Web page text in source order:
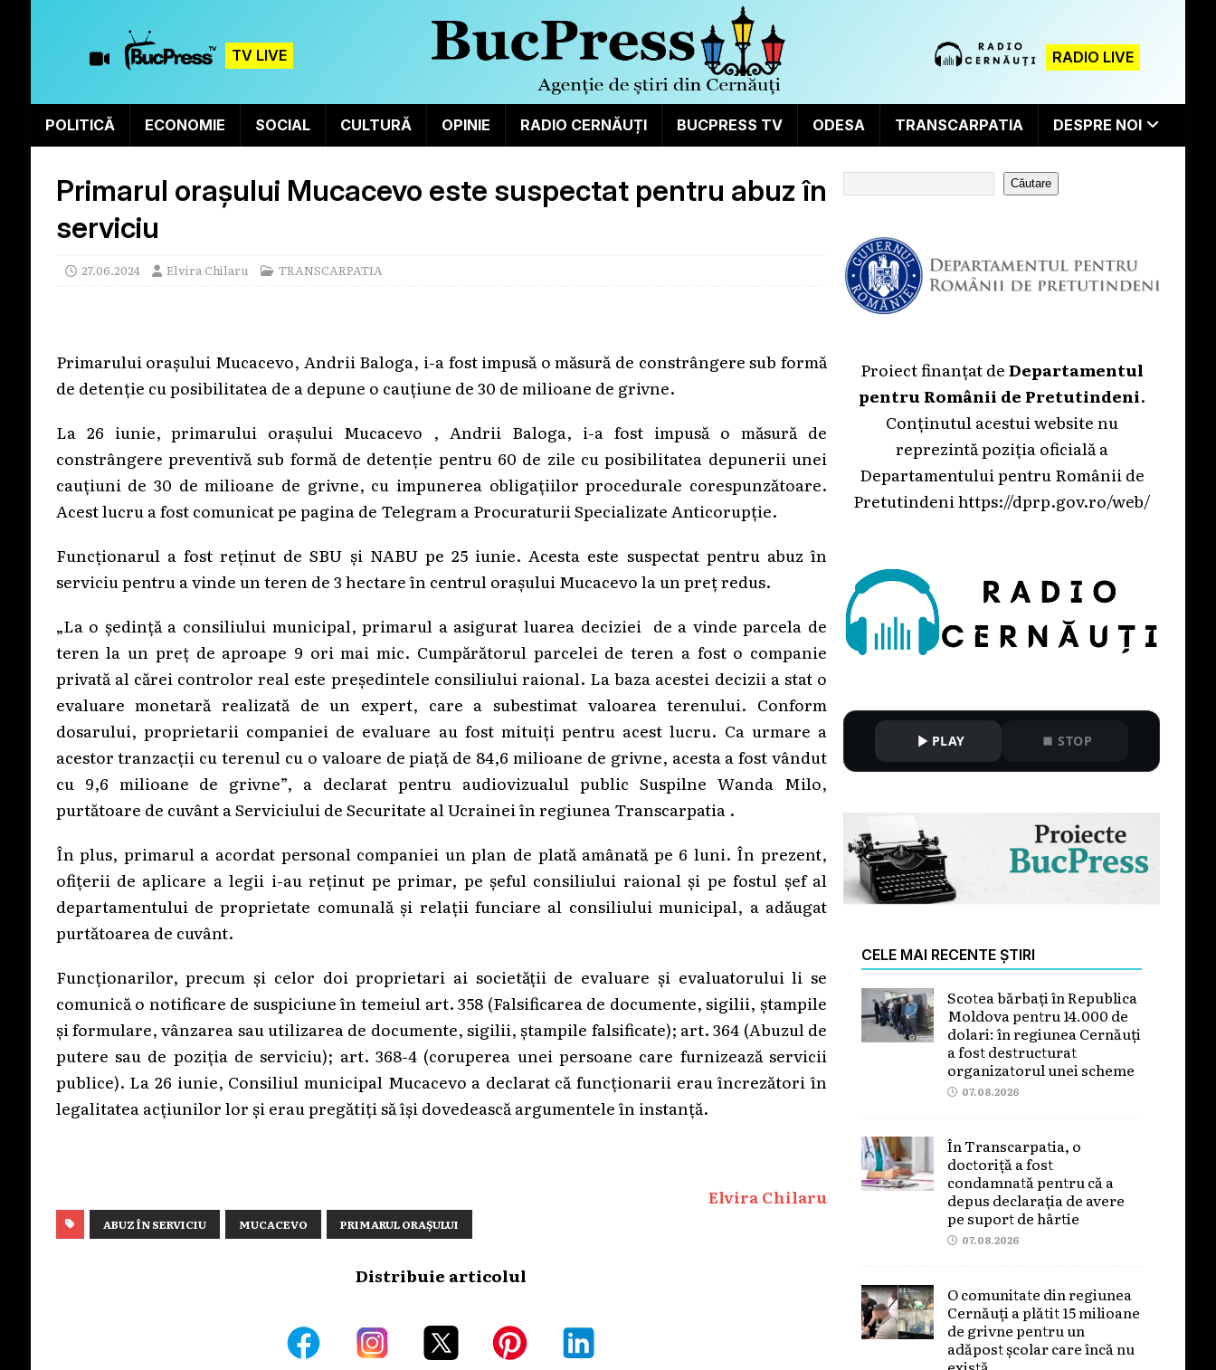
TV LIVE RADIO LIVE
POLITICĂ ECONOMIE SOCIAL CULTURĂ OPINIE RADIO CERNĂUȚI BUCPRESS TV ODESA TRANSCARPATIA DESPRE NOI
Primarul orașului Mucacevo este suspectat pentru abuz în
serviciu
27.06.2024 Elvira Chilaru TRANSCARPATIA
Primarului orașului Mucacevo, Andrii Baloga, i-a fost impusă o măsură de constrângere sub formă
de detenție cu posibilitatea de a depune o cauțiune de 30 de milioane de grivne.
La 26 iunie, primarului orașului Mucacevo , Andrii Baloga, i-a fost impusă o măsură de
constrângere preventivă sub formă de detenție pentru 60 de zile cu posibilitatea depunerii unei
cauțiuni de 30 de milioane de grivne, cu impunerea obligațiilor procedurale corespunzătoare.
Acest lucru a fost comunicat pe pagina de Telegram a Procuraturii Specializate Anticorupție.
Funcționarul a fost reținut de SBU și NABU pe 25 iunie. Acesta este suspectat pentru abuz în
serviciu pentru a vinde un teren de 3 hectare în centrul orașului Mucacevo la un preț redus.
„La o ședință a consiliului municipal, primarul a asigurat luarea deciziei de a vinde parcela de
teren la un preț de aproape 9 ori mai mic. Cumpărătorul parcelei de teren a fost o companie
privată al cărei controlor real este președintele consiliului raional. La baza acestei decizii a stat o
evaluare monetară realizată de un expert, care a subestimat valoarea terenului. Conform
dosarului, proprietarii companiei de evaluare au fost mituiți pentru acest lucru. Ca urmare a
acestor tranzacții cu terenul cu o valoare de piață de 84,6 milioane de grivne, acesta a fost vândut
cu 9,6 milioane de grivne”, a declarat pentru audiovizualul public Suspilne Wanda Milo,
purtătoare de cuvânt a Serviciului de Securitate al Ucrainei în regiunea Transcarpatia .
În plus, primarul a acordat personal companiei un plan de plată amânată pe 6 luni. În prezent,
ofițerii de aplicare a legii i-au reținut pe primar, pe șeful consiliului raional și pe fostul șef al
departamentului de proprietate comunală și relații funciare al consiliului municipal, a adăugat
purtătoarea de cuvânt.
Funcționarilor, precum și celor doi proprietari ai societății de evaluare și evaluatorului li se
comunică o notificare de suspiciune în temeiul art. 358 (Falsificarea de documente, sigilii, ștampile
și formulare, vânzarea sau utilizarea de documente, sigilii, ștampile falsificate); art. 364 (Abuzul de
putere sau de poziția de serviciu); art. 368-4 (coruperea unei persoane care furnizează servicii
publice). La 26 iunie, Consiliul municipal Mucacevo a declarat că funcționarii erau încrezători în
legalitatea acțiunilor lor și erau pregătiți să își dovedească argumentele în instanță.
Elvira Chilaru
ABUZ ÎN SERVICIU MUCACEVO PRIMARUL ORAȘULUI
Distribuie articolul
Căutare
Proiect finanțat deDepartamentul
pentru Românii de Pretutindeni.
Conținutul acestui website nu
reprezintă poziția oficială a
Departamentului pentru Românii de
Pretutindenihttps://dprp.gov.ro/web/
PLAY STOP
CELE MAI RECENTE ȘTIRI
Scotea bărbați în Republica
Moldova pentru 14.000 de
dolari: în regiunea Cernăuți
a fost destructurat
organizatorul unei scheme
07.08.2026
În Transcarpatia, o
doctoriță a fost
condamnată pentru că a
depus declarația de avere
pe suport de hârtie
07.08.2026
O comunitate din regiunea
Cernăuți a plătit 15 milioane
de grivne pentru un
adăpost școlar care încă nu